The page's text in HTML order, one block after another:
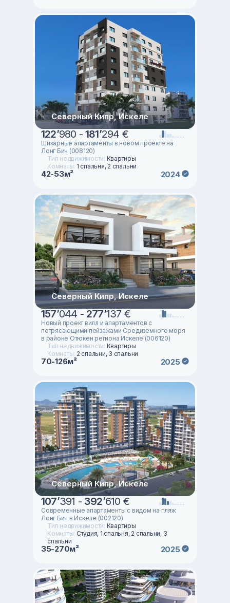
Северный Кипр, Искеле
122’980 -181’294 €
Шикарные апартаменты в новом проекте на
Лонг Бич (008120)
Тип недвижимости: Квартиры
Комнаты: 1 спальня, 2 спальни
42-53м² 2024
Северный Кипр, Искеле
157’044 - 277’137 €
Новый проект вилл и апартаментов с
потрясающими пейзажами Средиземного моря
в районе Отюкен региона Искеле (006120)
Тип недвижимости: Квартиры
Комнаты: 2 спальни, 3 спальни
70-126м² 2025
Северный Кипр, Искеле
107’391 - 392’610 €
Современные апартаменты с видом на пляж
Лонг Бич в Искеле (002120)
Тип недвижимости: Квартиры
Комнаты: Студия, 1 спальня, 2 спальни, 3
спальни
35-270м² 2025